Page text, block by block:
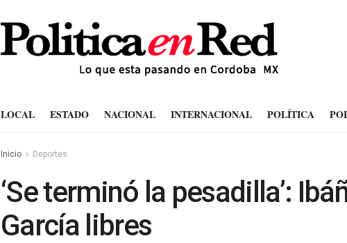
LOCAL ESTADO NACIONAL INTERNACIONAL POLÍTICA
Inicio Deportes
‘Se terminó la pesadilla’:
García libres